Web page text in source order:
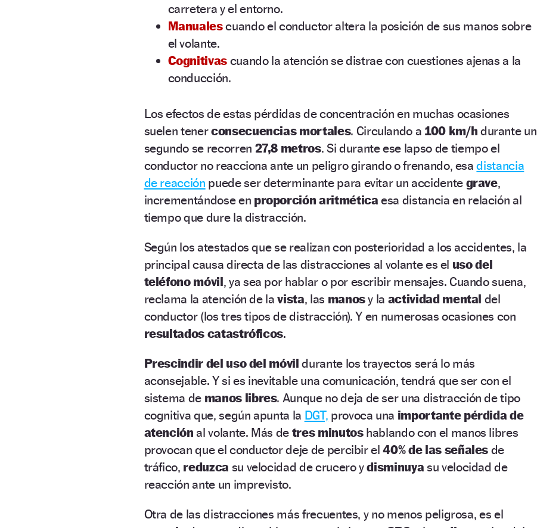
carretera y el entorno.
Manualescuando el conductor altera la posición de sus manos sobre
el volante.
Cognitivas cuando la atención se distrae con cuestiones ajenas a la
conducción.
Los efectos de estas pérdidas de concentración en muchas ocasiones
suelen tenerconsecuencias mortales. Circulando a 100 km/h durante un
segundo se recorren 27,8 metros. Si durante ese lapso de tiempo el
conductor no reacciona ante un peligro girando o frenando, esadistancia
de reacción puede ser determinante para evitar un accidente grave,
incrementándose en proporción aritmética esa distancia en relación al
tiempo que dure la distracción.
Según los atestados que se realizan con posterioridad a los accidentes, la
principal causa directa de las distracciones al volante es el uso del
teléfono móvil, ya sea por hablar o por escribir mensajes. Cuando suena,
reclama la atención de lavista, las manosy la actividad mental del
conductor (los tres tipos de distracción). Y en numerosas ocasiones con
resultados catastróficos.
Prescindir del uso del móvil durante los trayectos será lo más
aconsejable. Y si es inevitable una comunicación, tendrá que ser con el
sistema de manos libres. Aunque no deja de ser una distracción de tipo
cognitiva que, según apunta la DGT, provoca una importante pérdida de
atención al volante. Más de tres minutoshablando con el manos libres
provocan que el conductor deje de percibir el40% de las señales de
tráfico, reduzca su velocidad de crucero ydisminuya su velocidad de
reacción ante un imprevisto.
Otra de las distracciones más frecuentes, y no menos peligrosa, es el